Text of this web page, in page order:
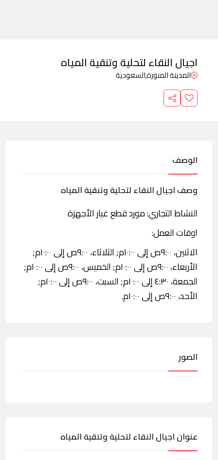
اجيال النقاء لتحلية وتنقية المياه
المدينة المنورة,السعودية
الوصف
وصف اجيال النقاء لتحلية وتنقية المياه
النشاط التجاري: مورد قطع غيار الأجهزة
اوقات العمل:
الاثنين، ٩:٠٠ص إلى ١٠:٠٠م; الثلاثاء، ٩:٠٠ص إلى ١٠:٠٠م;
الأربعاء، ٩:٠٠ص إلى ١٠:٠٠م; الخميس، ٩:٠٠ص إلى ١٠:٠٠م;
الجمعة، ٤:٣٠ إلى ١٠:٠٠م; السبت، ٩:٠٠ص إلى ١٠:٠٠م;
الأحد، ٩:٠٠ص إلى ١٠:٠٠م.
الصور
عنوان اجيال النقاء لتحلية وتنقية المياه